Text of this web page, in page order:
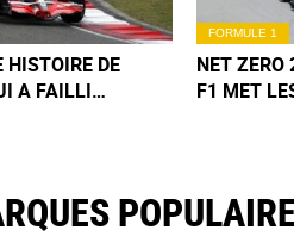
HISTOIRE DE
A FAILLI
FORMULE 1
NET
F1 MET